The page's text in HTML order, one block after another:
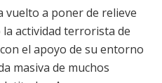
vuelto a poner de relieve
actividad terrorista de
el apoyo de su entorno
masiva de muchos